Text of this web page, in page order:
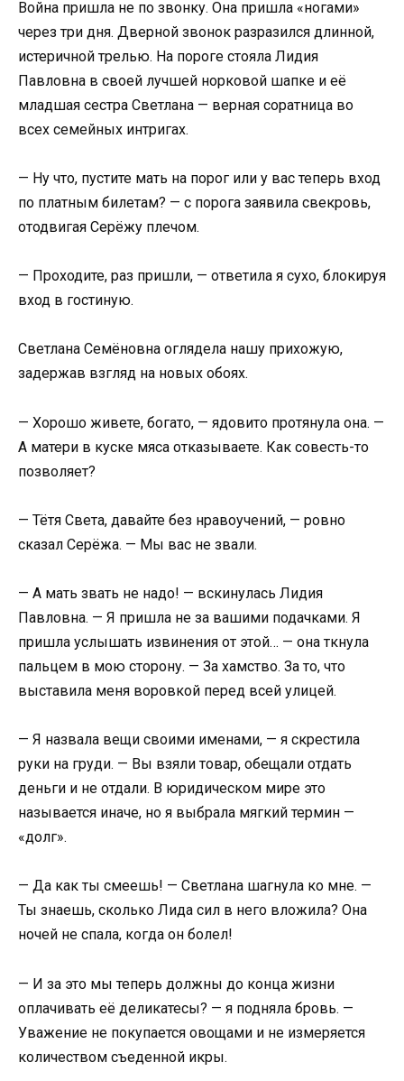
Война пришла не по звонку. Она пришла «ногами»
через три дня. Дверной звонок разразился длинной,
истеричной трелью. На пороге стояла Лидия
Павловна в своей лучшей норковой шапке и её
младшая сестра Светлана — верная соратница во
всех семейных интригах.
— Ну что, пустите мать на порог или у вас теперь вход
по платным билетам? — с порога заявила свекровь,
отодвигая Серёжу плечом.
— Проходите, раз пришли, — ответила я сухо, блокируя
вход в гостиную.
Светлана Семёновна оглядела нашу прихожую,
задержав взгляд на новых обоях.
— Хорошо живете, богато, — ядовито протянула она. —
А матери в куске мяса отказываете. Как совесть-то
позволяет?
— Тётя Света, давайте без нравоучений, — ровно
сказал Серёжа. — Мы вас не звали.
— А мать звать не надо! — вскинулась Лидия
Павловна. — Я пришла не за вашими подачками. Я
пришла услышать извинения от этой… — она ткнула
пальцем в мою сторону. — За хамство. За то, что
выставила меня воровкой перед всей улицей.
— Я назвала вещи своими именами, — я скрестила
руки на груди. — Вы взяли товар, обещали отдать
деньги и не отдали. В юридическом мире это
называется иначе, но я выбрала мягкий термин —
«долг».
— Да как ты смеешь! — Светлана шагнула ко мне. —
Ты знаешь, сколько Лида сил в него вложила? Она
ночей не спала, когда он болел!
— И за это мы теперь должны до конца жизни
оплачивать её деликатесы? — я подняла бровь. —
Уважение не покупается овощами и не измеряется
количеством съеденной икры.